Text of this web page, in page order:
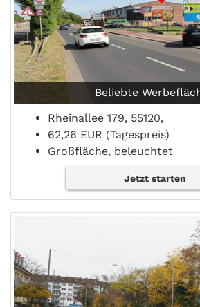
Beliebte
Rheinallee 179, 55120,
62,26 EUR (Tagespreis)
Großfläche, beleuchtet
Jetzt starten